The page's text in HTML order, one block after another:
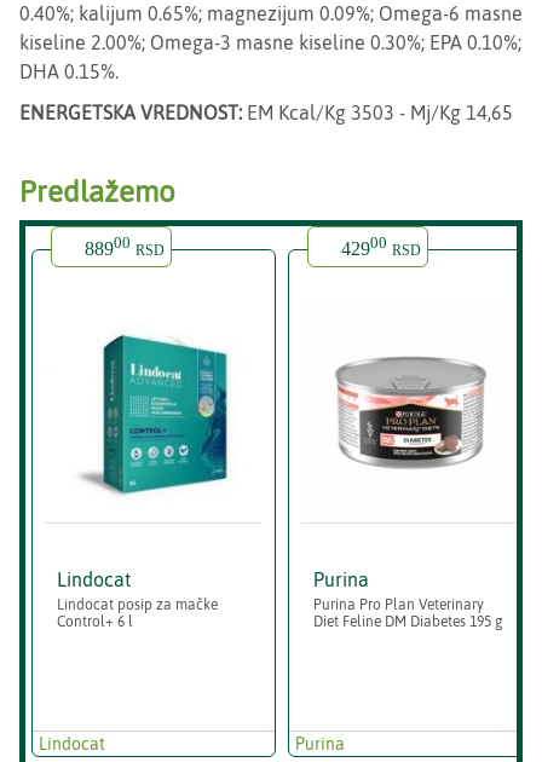
0.40%; kalijum 0.65%; magnezijum 0.09%; Omega-6 masne
kiseline 2.00%; Omega-3 masne kiseline 0.30%; EPA 0.10%;
DHA 0.15%.
ENERGETSKA VREDNOST: EM Kcal/Kg 3503 - Mj/Kg 14,65
Predlažemo
88900 RSD
Lindocat
Lindocat posip za mačke
Control+ 6 l
Lindocat
42900 RSD
Purina
Purina Pro Plan Veterinary
Diet Feline DM Diabetes 195 g
Purina